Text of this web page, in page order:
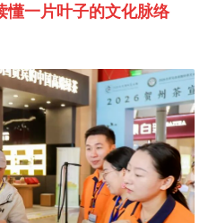
懂一片叶子的文化脉络